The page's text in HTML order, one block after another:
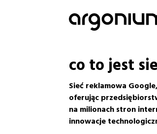
co to jest
Sieć reklamowa
oferując
na milionach stron
innowacje